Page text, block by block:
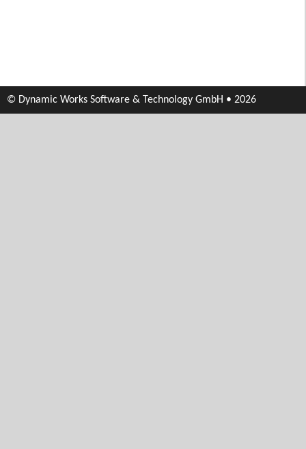
© Dynamic Works Software & Technology GmbH • 2026